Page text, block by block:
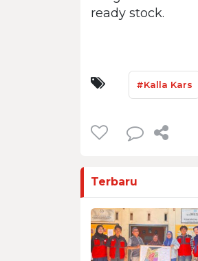
ready stock.
#Kalla Kars
Terbaru